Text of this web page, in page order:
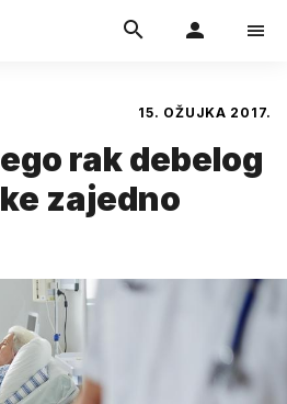
15. OŽUJKA 2017.
rak debelog
zajedno